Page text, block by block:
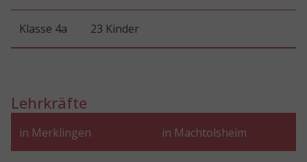
Klasse 4a 23 Kinder
Lehrkräfte
in Merklingen in Machtolsheim